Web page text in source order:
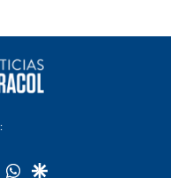
twitterwhatsapp
google